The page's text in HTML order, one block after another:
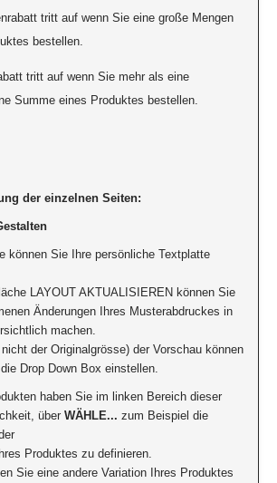
tritt auf wenn Sie eine große Mengen
bestellen.
tritt auf wenn Sie mehr als eine
Summe eines Produktes bestellen.
der einzelnen Seiten:
können Sie Ihre persönliche Textplatte
LAYOUT AKTUALISIEREN können Sie
Änderungen Ihres Musterabdruckes in
machen.
der Originalgrösse) der Vorschau können
Drop Down Box einstellen.
haben Sie im linken Bereich dieser
über WÄHLE... zum Beispiel die
Produktes zu definieren.
Sie eine andere Variation Ihres Produktes